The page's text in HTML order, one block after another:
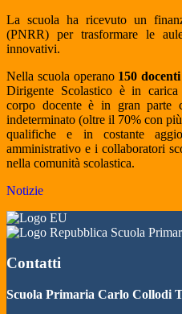
La scuola ha ricevuto un
(PNRR) per trasformare le
innovativi.
Nella scuola operano 150
Dirigente Scolastico è in
corpo docente è in gran parte
indeterminato (oltre il 70% con
qualifiche e in costante
amministrativo e i collaboratori
nella comunità scolastica.
Notizie
Scuola
Contatti
Scuola Primaria Carlo Collodi